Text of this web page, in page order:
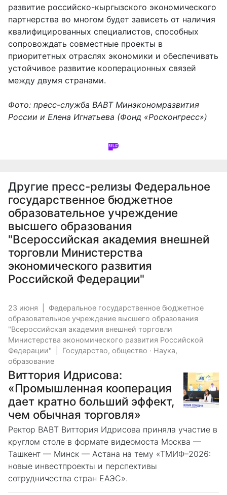
развитие российско-кыргызского экономического
партнерства во многом будет зависеть от наличия
квалифицированных специалистов, способных
сопровождать совместные проекты в
приоритетных отраслях экономики и обеспечивать
устойчивое развитие кооперационных связей
между двумя странами.
Фото: пресс-служба ВАВТ Минэкономразвития
России и Елена Игнатьева (Фонд «Росконгресс»)
Другие пресс-релизы Федеральное
государственное бюджетное
образовательное учреждение
высшего образования
"Всероссийская академия внешней
торговли Министерства
экономического развития
Российской Федерации"
23 июня
Федеральное государственное бюджетное
образовательное учреждение высшего образования
"Всероссийская академия внешней торговли
Министерства экономического развития Российской
Федерации"
Государство, общество · Наука,
образование
Виттория Идрисова:
«Промышленная кооперация
дает кратно больший эффект,
чем обычная торговля»
Ректор ВАВТ Виттория Идрисова приняла участие в
круглом столе в формате видеомоста Москва —
Ташкент — Минск — Астана на тему «ТМИФ–2026:
новые инвестпроекты и перспективы
сотрудничества стран ЕАЭС».